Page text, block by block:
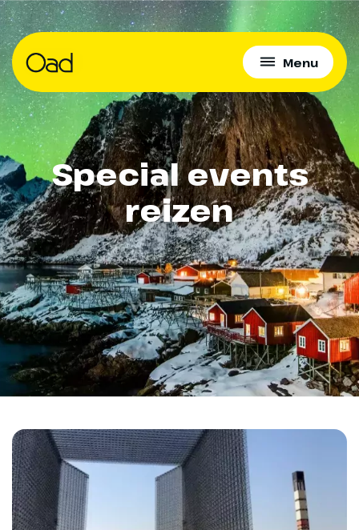
Menu
Special events
reizen